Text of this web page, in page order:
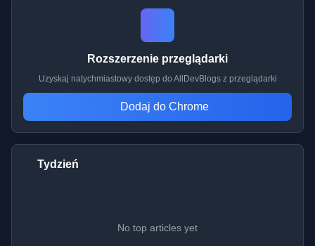
Rozszerzenie przeglądarki
Uzyskaj natychmiastowy dostęp do AllDevBlogs z przeglądarki
Dodaj do Chrome
Tydzień
No top articles yet